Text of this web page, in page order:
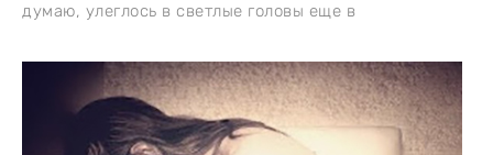
думаю, улеглось в светлые головы еще в